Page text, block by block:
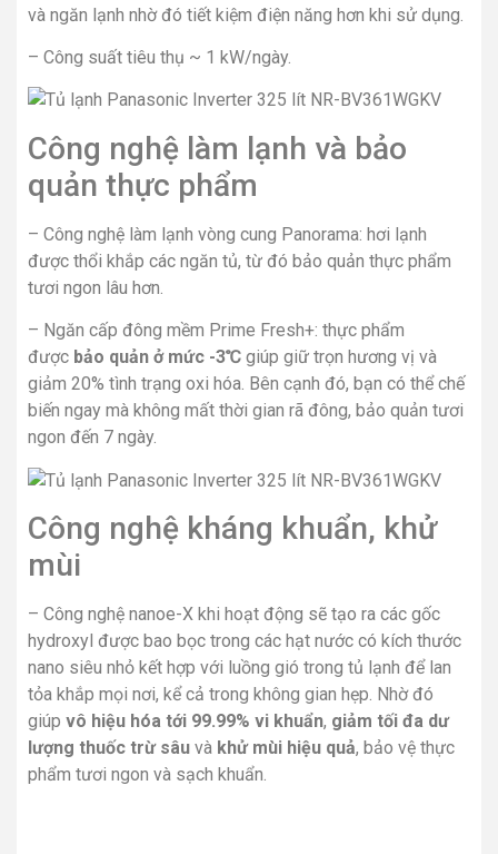
và ngăn lạnh nhờ đó tiết kiệm điện năng hơn khi sử dụng.
– Công suất tiêu thụ ~ 1 kW/ngày.
Công nghệ làm lạnh và bảo
quản thực phẩm
– Công nghệ làm lạnh vòng cung Panorama: hơi lạnh
được thổi khắp các ngăn tủ, từ đó bảo quản thực phẩm
tươi ngon lâu hơn.
– Ngăn cấp đông mềm Prime Fresh+: thực phẩm
được bảo quản ở mức -3℃ giúp giữ trọn hương vị và
giảm 20% tình trạng oxi hóa. Bên cạnh đó, bạn có thể chế
biến ngay mà không mất thời gian rã đông, bảo quản tươi
ngon đến 7 ngày.
Công nghệ kháng khuẩn, khử
mùi
– Công nghệ nanoe-X khi hoạt động sẽ tạo ra các gốc
hydroxyl được bao bọc trong các hạt nước có kích thước
nano siêu nhỏ kết hợp với luồng gió trong tủ lạnh để lan
tỏa khắp mọi nơi, kể cả trong không gian hẹp. Nhờ đó
giúp vô hiệu hóa tới 99.99% vi khuẩn, giảm tối đa dư
lượng thuốc trừ sâu và khử mùi hiệu quả, bảo vệ thực
phẩm tươi ngon và sạch khuẩn.